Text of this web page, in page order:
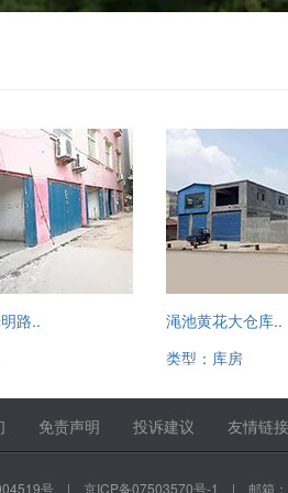
路..
渑池黄花大仓库..
类型：库房
13520221780
免责声明 投诉建议 友情链接
号 | 京ICP备07503570号-1 | 邮箱：